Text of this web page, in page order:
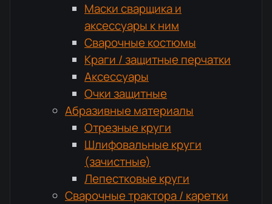
Маски сварщика и
аксессуары к ним
Сварочные костюмы
Краги / защитные перчатки
Аксессуары
Очки защитные
Абразивные материалы
Отрезные круги
Шлифовальные круги
(зачистные)
Лепестковые круги
Сварочные трактора / каретки